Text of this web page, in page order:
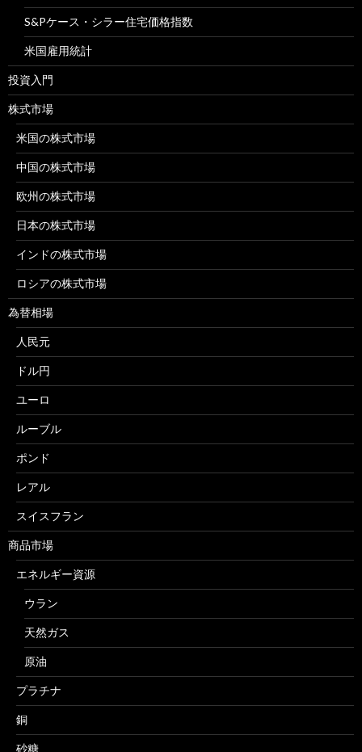
S&Pケース・シラー住宅価格指数
米国雇用統計
投資入門
株式市場
米国の株式市場
中国の株式市場
欧州の株式市場
日本の株式市場
インドの株式市場
ロシアの株式市場
為替相場
人民元
ドル円
ユーロ
ルーブル
ポンド
レアル
スイスフラン
商品市場
エネルギー資源
ウラン
天然ガス
原油
プラチナ
銅
砂糖